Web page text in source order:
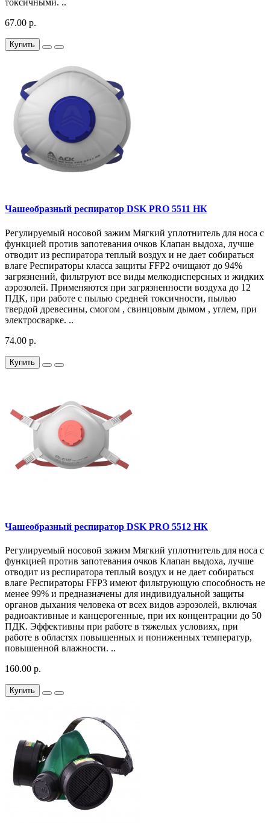
токсичными. ..
67.00 р.
Купить
Чашеобразный респиратор DSK PRO 5511 НК
Регулируемый носовой зажим Мягкий уплотнитель для носа с
функцией против запотевания очков Клапан выдоха, лучше
отводит из респиратора теплый воздух и не дает собираться
влаге Респираторы класса защиты FFP2 очищают до 94%
загрязнений, фильтруют все виды мелкодисперсных и жидких
аэрозолей. Применяются при загрязненности воздуха до 12
ПДК, при работе с пылью средней токсичности, пылью
твердой древесины, смогом , свинцовым дымом , углем, при
электросварке. ..
74.00 р.
Купить
Чашеобразный респиратор DSK PRO 5512 НК
Регулируемый носовой зажим Мягкий уплотнитель для носа с
функцией против запотевания очков Клапан выдоха, лучше
отводит из респиратора теплый воздух и не дает собираться
влаге Респираторы FFP3 имеют фильтрующую способность не
менее 99% и предназначены для индивидуальной защиты
органов дыхания человека от всех видов аэрозолей, включая
радиоактивные и канцерогенные, при их концентрации до 50
ПДК. Эффективны при работе в тяжелых условиях, при
работе в областях повышенных и пониженных температур,
повышенной влажности. ..
160.00 р.
Купить